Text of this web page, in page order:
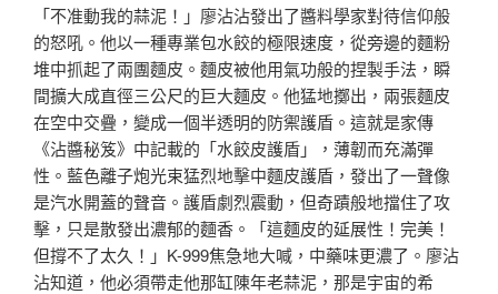
「不准動我的蒜泥！」廖沾沾發出了醬料學家對待信仰般
的怒吼。他以一種專業包水餃的極限速度，從旁邊的麵粉
堆中抓起了兩團麵皮。麵皮被他用氣功般的捏製手法，瞬
間擴大成直徑三公尺的巨大麵皮。他猛地擲出，兩張麵皮
在空中交疊，變成一個半透明的防禦護盾。這就是家傳
《沾醬秘笈》中記載的「水餃皮護盾」，薄韌而充滿彈
性。藍色離子炮光束猛烈地擊中麵皮護盾，發出了一聲像
是汽水開蓋的聲音。護盾劇烈震動，但奇蹟般地擋住了攻
擊，只是散發出濃郁的麵香。「這麵皮的延展性！完美！
但撐不了太久！」K-999焦急地大喊，中藥味更濃了。廖沾
沾知道，他必須帶走他那缸陳年老蒜泥，那是宇宙的希